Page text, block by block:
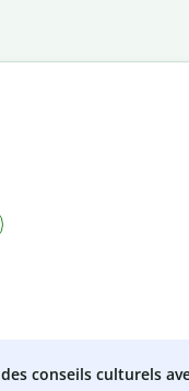
des conseils culturels